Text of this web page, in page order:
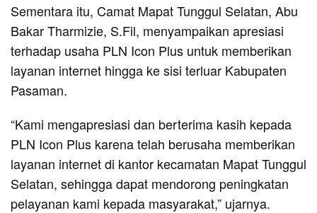
Sementara itu, Camat Mapat Tunggul Selatan, Abu
Bakar Tharmizie, S.Fil, menyampaikan apresiasi
terhadap usaha PLN Icon Plus untuk memberikan
layanan internet hingga ke sisi terluar Kabupaten
Pasaman.
“Kami mengapresiasi dan berterima kasih kepada
PLN Icon Plus karena telah berusaha memberikan
layanan internet di kantor kecamatan Mapat Tunggul
Selatan, sehingga dapat mendorong peningkatan
pelayanan kami kepada masyarakat,” ujarnya.